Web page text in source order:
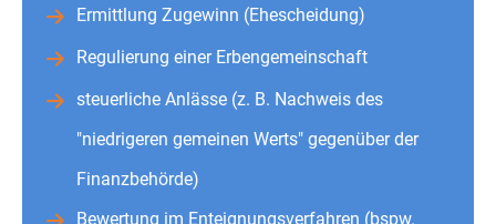
Ermittlung Zugewinn (Ehescheidung)
Regulierung einer Erbengemeinschaft
steuerliche Anlässe (z. B. Nachweis des
"niedrigeren gemeinen Werts" gegenüber der
Finanzbehörde)
Bewertung im Enteignungsverfahren (bspw.